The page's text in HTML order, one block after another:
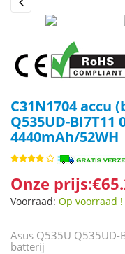
Previous
C31N1704 accu
Q535UD-BI7T11
4440mAh/52WH
Onze
Voorraad: Op voorraad !
Asus Q535U
batterij